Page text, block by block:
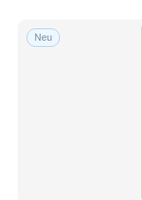
Neu